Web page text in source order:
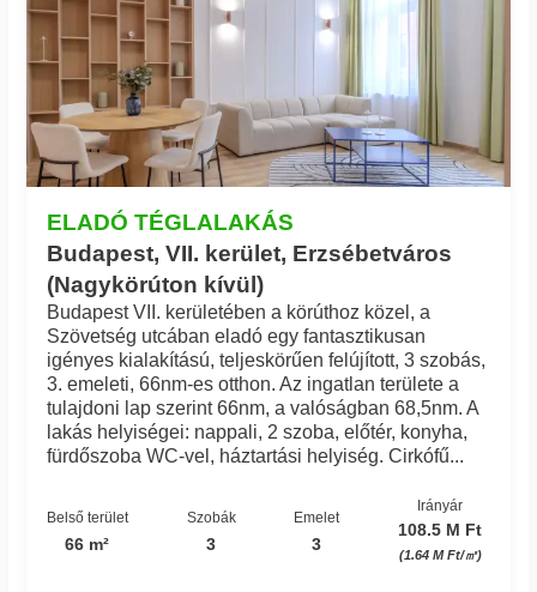
ELADÓ TÉGLALAKÁS
Budapest, VII. kerület, Erzsébetváros
(Nagykörúton kívül)
Budapest VII. kerületében a körúthoz közel, a
Szövetség utcában eladó egy fantasztikusan
igényes kialakítású, teljeskörűen felújított, 3 szobás,
3. emeleti, 66nm-es otthon. Az ingatlan területe a
tulajdoni lap szerint 66nm, a valóságban 68,5nm. A
lakás helyiségei: nappali, 2 szoba, előtér, konyha,
fürdőszoba WC-vel, háztartási helyiség. Cirkófű...
Belső terület
66 m²
Szobák
3
Emelet
3
Irányár
108.5 M Ft
(1.64 M Ft/㎡)